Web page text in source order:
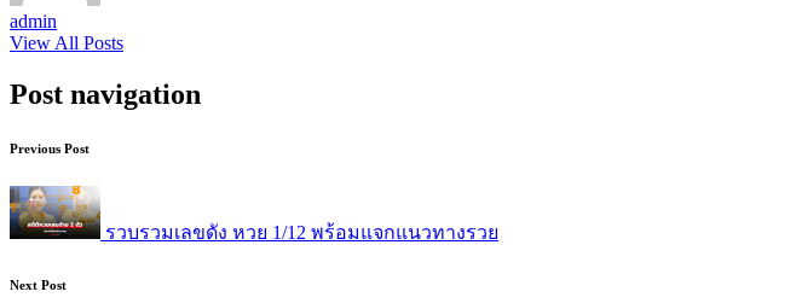
admin
View All Posts
Post navigation
Previous Post
รวบรวมเลขดัง หวย 1/12 พร้อมแจกแนวทางรวย
Next Post